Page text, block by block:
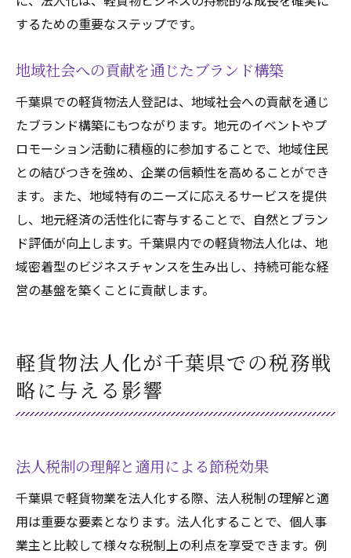
するための重要なステップです。
地域社会への貢献を通じたブランド構築
千葉県での軽貨物法人登記は、地域社会への貢献を通じ
たブランド構築にもつながります。地元のイベントやプ
ロモーション活動に積極的に参加することで、地域住民
との結びつきを強め、企業の信頼性を高めることができ
ます。また、地域特有のニーズに応えるサービスを提供
し、地元経済の活性化に寄与することで、自然とブラン
ド評価が向上します。千葉県内での軽貨物法人化は、地
域密着型のビジネスチャンスを生み出し、持続可能な経
営の基盤を築くことに貢献します。
軽貨物法人化が千葉県での税務戦
略に与える影響
法人税制の理解と適用による節税効果
千葉県で軽貨物業を法人化する際、法人税制の理解と適
用は重要な要素となります。法人化することで、個人事
業主と比較して様々な税制上の利点を享受できます。例